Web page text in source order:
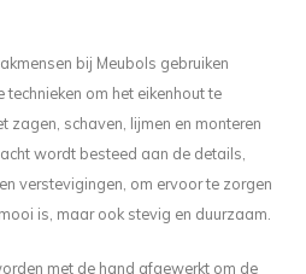
bij Meubols gebruiken
om het eikenhout te
zagen, schaven, lijmen en monteren
wordt besteed aan de details,
verstevigingen, om ervoor te zorgen
is, maar ook stevig en duurzaam.
met de hand afgewerkt om de